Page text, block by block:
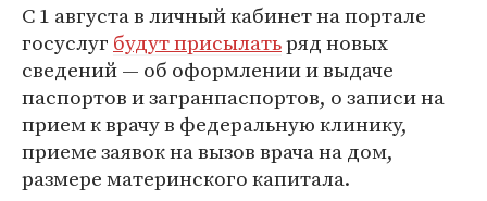
С 1 августа в личный кабинет на портале
госуслуг будут присылатьряд новых
сведений — об оформлении и выдаче
паспортов и загранпаспортов, о записи на
прием к врачу в федеральную клинику,
приеме заявок на вызов врача на дом,
размере материнского капитала.